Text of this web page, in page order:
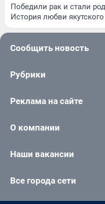
Победили рак и стали
История любви
Сообщить новость
Рубрики
Реклама на сайте
О компании
Наши вакансии
Все города сети